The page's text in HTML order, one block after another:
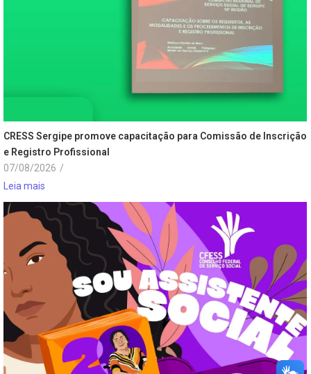
CRESS Sergipe promove capacitação para Comissão de Inscrição
e Registro Profissional
07/08/2026 /
Leia mais